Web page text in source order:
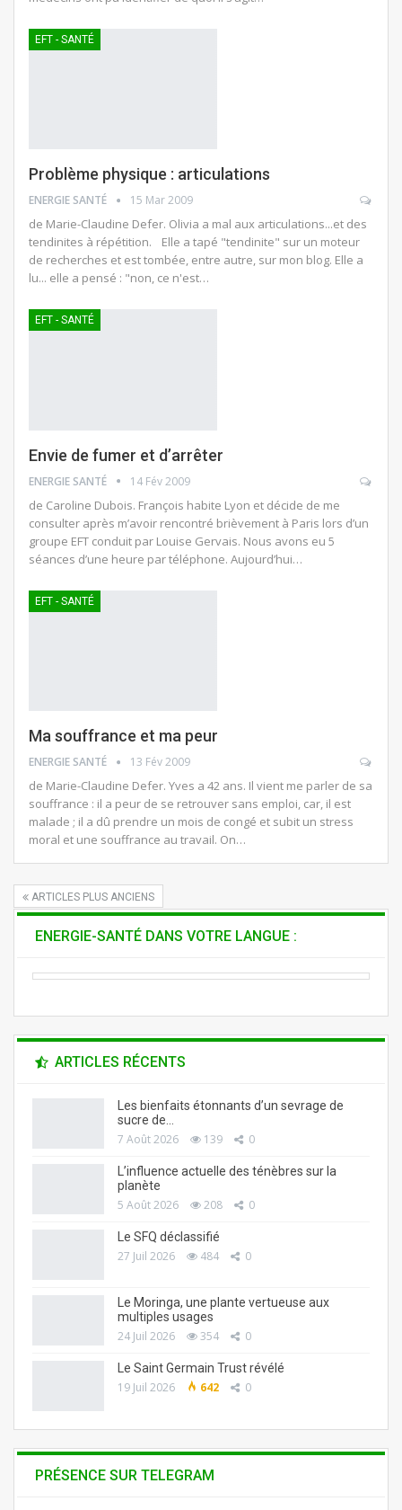
EFT - SANTÉ
Problème physique : articulations
ENERGIE SANTÉ 15 Mar 2009
de Marie-Claudine Defer. Olivia a mal aux articulations...et des
tendinites à répétition. Elle a tapé "tendinite" sur un moteur
de recherches et est tombée, entre autre, sur mon blog. Elle a
lu... elle a pensé : "non, ce n'est…
EFT - SANTÉ
Envie de fumer et d’arrêter
ENERGIE SANTÉ 14 Fév 2009
de Caroline Dubois. François habite Lyon et décide de me
consulter après m’avoir rencontré brièvement à Paris lors d’un
groupe EFT conduit par Louise Gervais. Nous avons eu 5
séances d’une heure par téléphone. Aujourd’hui…
EFT - SANTÉ
Ma souffrance et ma peur
ENERGIE SANTÉ 13 Fév 2009
de Marie-Claudine Defer. Yves a 42 ans. Il vient me parler de sa
souffrance : il a peur de se retrouver sans emploi, car, il est
malade ; il a dû prendre un mois de congé et subit un stress
moral et une souffrance au travail. On…
ARTICLES PLUS ANCIENS
ENERGIE-SANTÉ DANS VOTRE LANGUE :
ARTICLES RÉCENTS
Les bienfaits étonnants d’un sevrage de
sucre de…
7 Août 2026 139 0
L’influence actuelle des ténèbres sur la
planète
5 Août 2026 208 0
Le SFQ déclassifié
27 Juil 2026 484 0
Le Moringa, une plante vertueuse aux
multiples usages
24 Juil 2026 354 0
Le Saint Germain Trust révélé
19 Juil 2026 642 0
PRÉSENCE SUR TELEGRAM